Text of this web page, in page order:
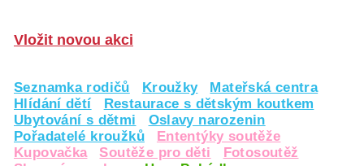
Vložit novou akci
Seznamka rodičů Kroužky
Mateřská centra
Hlídání dětí
Restaurace s dětským koutkem
Ubytování s dětmi
Oslavy narozenin
Pořadatelé kroužků
Ententýky soutěže
Kupovačka
Soutěže pro děti
Fotosoutěž